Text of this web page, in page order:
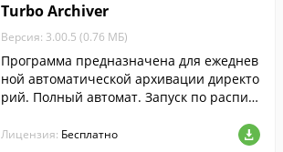
Turbo Archiver
Версия: 3.00.5 (0.76 МБ)
Программа предназначена для ежеднев
ной автоматической архивации директо
рий. Полный автомат. Запуск по распис
ням недели.
Лицензия: Бесплатно